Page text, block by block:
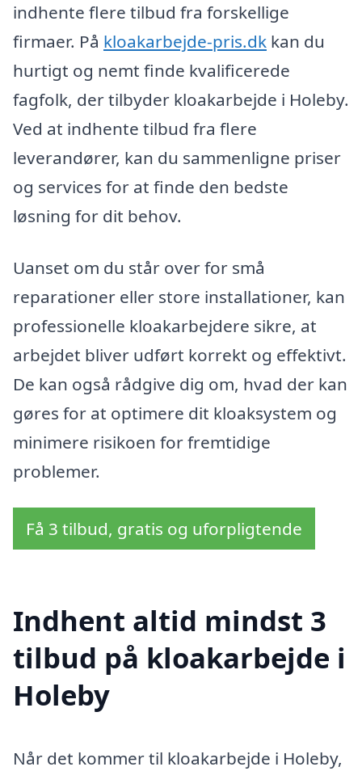
indhente flere tilbud fra forskellige
firmaer. På kloakarbejde-pris.dk kan du
hurtigt og nemt finde kvalificerede
fagfolk, der tilbyder kloakarbejde i Holeby.
Ved at indhente tilbud fra flere
leverandører, kan du sammenligne priser
og services for at finde den bedste
løsning for dit behov.
Uanset om du står over for små
reparationer eller store installationer, kan
professionelle kloakarbejdere sikre, at
arbejdet bliver udført korrekt og effektivt.
De kan også rådgive dig om, hvad der kan
gøres for at optimere dit kloaksystem og
minimere risikoen for fremtidige
problemer.
Få 3 tilbud, gratis og uforpligtende
Indhent altid mindst 3
tilbud på kloakarbejde i
Holeby
Når det kommer til kloakarbejde i Holeby,